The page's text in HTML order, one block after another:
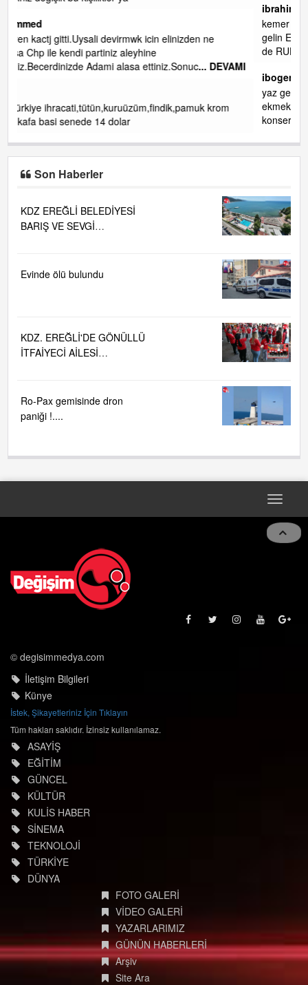
ibrahim yalçınkaya
kemer mezarlık altı CİĞİRLİK deniz kenarına giden yola
gelin EREĞLİ BELEDİYESİ o boruları zamanında tüm ereğli
de RUHİ CÖBEKOĞLU... DEVAMI
yaz geldi layyy layyy layy lom festivalleri başladı biz halk
ekmek fabrikası kent lokantası diyoruz ağacum yaz
konserleri diyor
Son Haberler
KDZ EREĞLİ BELEDİYESİ
BARIŞ VE SEVGİ
Evinde ölü bulundu
KDZ. EREĞLİ'DE GÖNÜLLÜ
İTFAİYECİ AİLESİ
Ro-Pax gemisinde dron
paniği !....
Toggle
© degisimmedya.com
İletişim Bilgileri
Künye
İstek, Şikayetleriniz İçin Tıklayın
Tüm hakları saklıdır. İzinsiz kullanılamaz.
ASAYİŞ
EĞİTİM
GÜNCEL
KÜLTÜR
KULİS HABER
SİNEMA
TEKNOLOJİ
TÜRKİYE
DÜNYA
FOTO GALERİ
VİDEO GALERİ
YAZARLARIMIZ
GÜNÜN HABERLERİ
Arşiv
Site Ara